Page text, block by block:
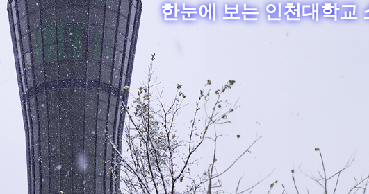
한눈에 보는 인천대학교